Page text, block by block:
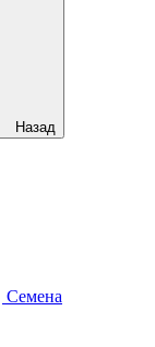
Назад
Семена